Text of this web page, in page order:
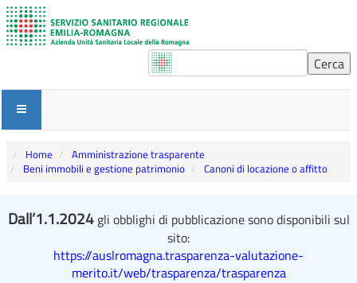
Home
Amministrazione trasparente
Beni immobili e gestione patrimonio
Canoni di locazione o affitto
Dall’1.1.2024gli obblighi di pubblicazione sono disponibili sul
sito:
https://auslromagna.trasparenza-valutazione-
merito.it/web/trasparenza/trasparenza